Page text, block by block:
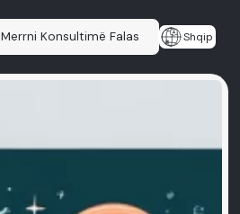
Merrni Konsultimë Falas Shqip